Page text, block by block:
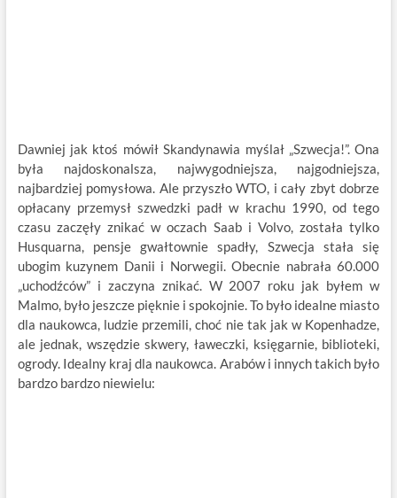
Dawniej jak ktoś mówił Skandynawia myślał „Szwecja!”. Ona
była najdoskonalsza, najwygodniejsza, najgodniejsza,
najbardziej pomysłowa. Ale przyszło WTO, i cały zbyt dobrze
opłacany przemysł szwedzki padł w krachu 1990, od tego
czasu zaczęły znikać w oczach Saab i Volvo, została tylko
Husquarna, pensje gwałtownie spadły, Szwecja stała się
ubogim kuzynem Danii i Norwegii. Obecnie nabrała 60.000
„uchodźców” i zaczyna znikać. W 2007 roku jak byłem w
Malmo, było jeszcze pięknie i spokojnie. To było idealne miasto
dla naukowca, ludzie przemili, choć nie tak jak w Kopenhadze,
ale jednak, wszędzie skwery, ławeczki, księgarnie, biblioteki,
ogrody. Idealny kraj dla naukowca. Arabów i innych takich było
bardzo bardzo niewielu: